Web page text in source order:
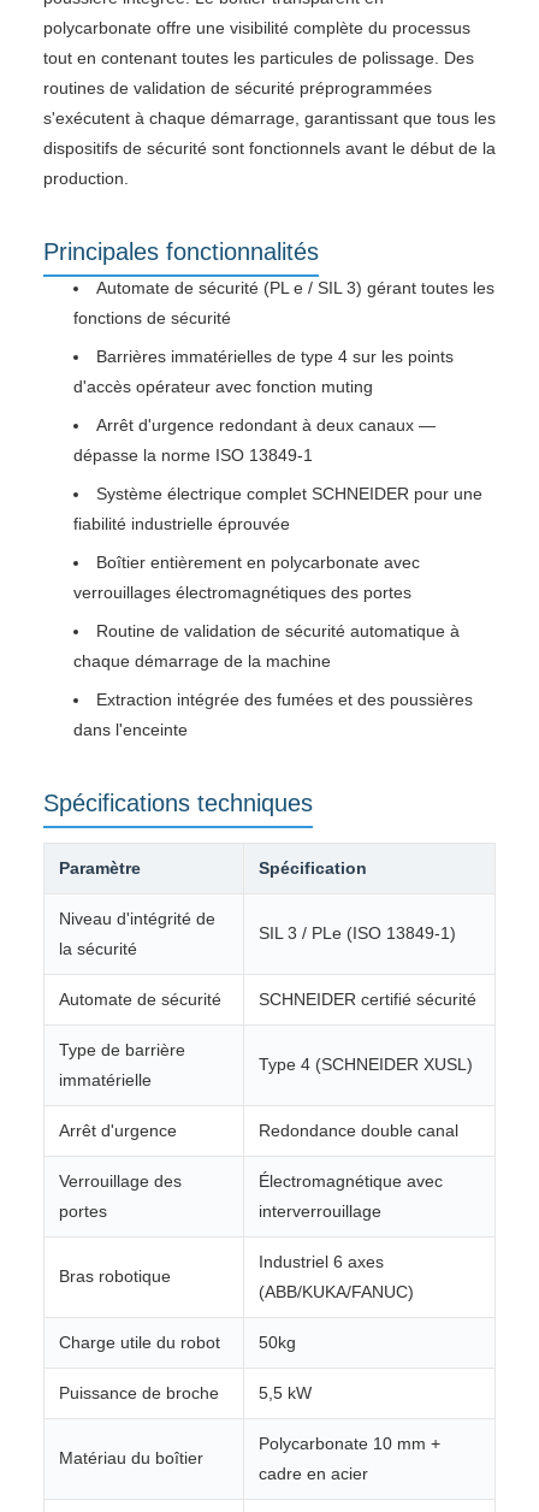
polycarbonate offre une visibilité complète du processus
tout en contenant toutes les particules de polissage. Des
routines de validation de sécurité préprogrammées
s'exécutent à chaque démarrage, garantissant que tous les
dispositifs de sécurité sont fonctionnels avant le début de la
production.
Principales fonctionnalités
Automate de sécurité (PL e / SIL 3) gérant toutes les
fonctions de sécurité
Barrières immatérielles de type 4 sur les points
d'accès opérateur avec fonction muting
Arrêt d'urgence redondant à deux canaux —
dépasse la norme ISO 13849-1
Système électrique complet SCHNEIDER pour une
fiabilité industrielle éprouvée
Boîtier entièrement en polycarbonate avec
verrouillages électromagnétiques des portes
Routine de validation de sécurité automatique à
chaque démarrage de la machine
Extraction intégrée des fumées et des poussières
dans l'enceinte
Spécifications techniques
Paramètre Spécification
Niveau d'intégrité de
la sécurité
SIL 3 / PLe (ISO 13849-1)
Automate de sécurité SCHNEIDER certifié sécurité
Type de barrière
immatérielle
Type 4 (SCHNEIDER XUSL)
Arrêt d'urgence Redondance double canal
Verrouillage des
portes
Électromagnétique avec
interverrouillage
Bras robotique
Industriel 6 axes
(ABB/KUKA/FANUC)
Charge utile du robot 50kg
Puissance de broche 5,5 kW
Matériau du boîtier
Polycarbonate 10 mm +
cadre en acier